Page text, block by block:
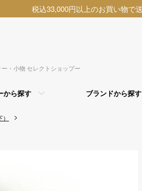
税込33,000円以上のお買い物で
・小物 セレクトショップー
から探す ブランドから探す